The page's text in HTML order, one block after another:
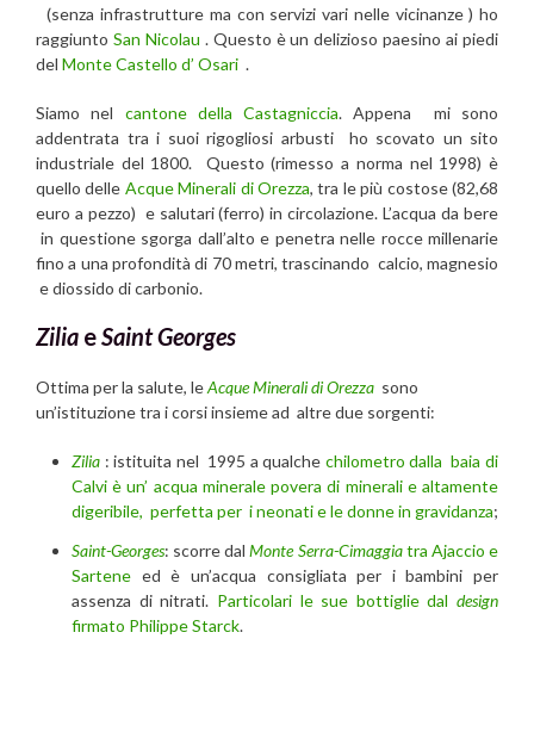
(senza infrastrutture ma con servizi vari nelle vicinanze ) ho
raggiunto San Nicolau . Questo è un delizioso paesino ai piedi
del Monte Castello d’ Osari .
Siamo nel cantone della Castagniccia. Appena mi sono
addentrata tra i suoi rigogliosi arbusti ho scovato un sito
industriale del 1800. Questo (rimesso a norma nel 1998) è
quello delle Acque Minerali di Orezza, tra le più costose (82,68
euro a pezzo) e salutari (ferro) in circolazione. L’acqua da bere
in questione sgorga dall’alto e penetra nelle rocce millenarie
fino a una profondità di 70 metri, trascinando calcio, magnesio
e diossido di carbonio.
Zilia eSaint Georges
Ottima per la salute, leAcque Minerali di Orezza sono
un’istituzione tra i corsi insieme ad altre due sorgenti:
Zilia : istituita nel 1995 a qualche chilometro dalla baia di
Calvi è un’ acqua minerale povera di minerali e altamente
digeribile, perfetta per i neonati e le donne in gravidanza;
Saint-Georges: scorre dalMonte Serra-Cimaggiatra Ajaccio e
Sartene ed è un’acqua consigliata per i bambini per
assenza di nitrati. Particolari le sue bottiglie dal design
firmato Philippe Starck.